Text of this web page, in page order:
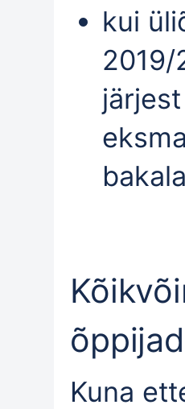
kui
2019/
õppijad
Kuna